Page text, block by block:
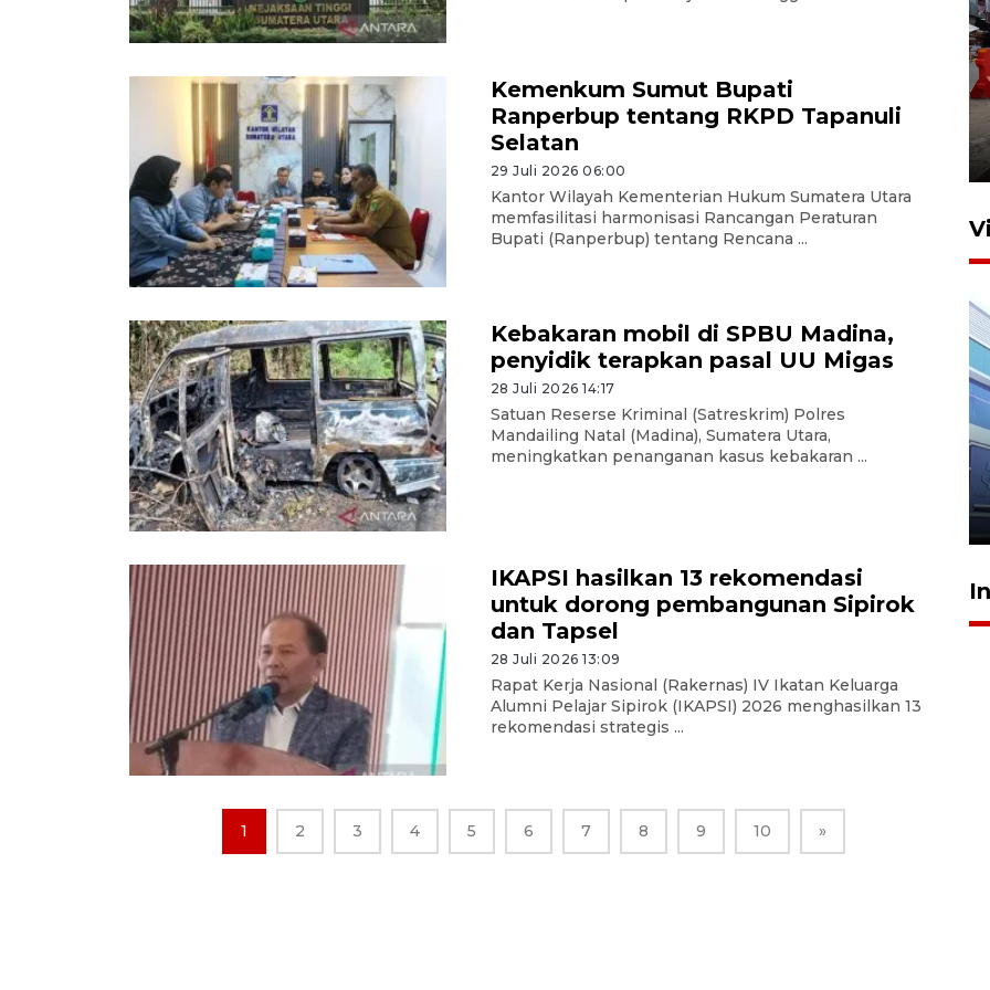
Kemenkum Sumut Bupati
Ranperbup tentang RKPD Tapanuli
Selatan
29 Juli 2026 06:00
Kantor Wilayah Kementerian Hukum Sumatera Utara
memfasilitasi harmonisasi Rancangan Peraturan
Bupati (Ranperbup) tentang Rencana ...
Kebakaran mobil di SPBU Madina,
penyidik terapkan pasal UU Migas
28 Juli 2026 14:17
Satuan Reserse Kriminal (Satreskrim) Polres
Mandailing Natal (Madina), Sumatera Utara,
meningkatkan penanganan kasus kebakaran ...
IKAPSI hasilkan 13 rekomendasi
untuk dorong pembangunan Sipirok
dan Tapsel
28 Juli 2026 13:09
Rapat Kerja Nasional (Rakernas) IV Ikatan Keluarga
Alumni Pelajar Sipirok (IKAPSI) 2026 menghasilkan 13
rekomendasi strategis ...
1 2 3 4 5 6 7 8 9 10 »
Pelaporan SPT Tahunan di
Sumut
IDAI perkuat kompetensi
dokter tangani penyakit